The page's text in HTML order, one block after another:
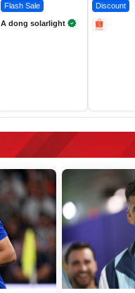
Flash Sale
A dong solarlight
Discount